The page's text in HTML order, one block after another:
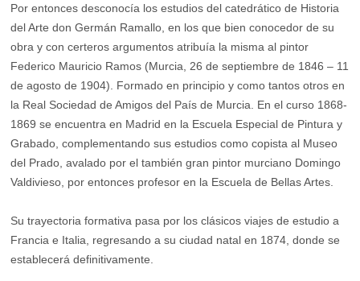
Por entonces desconocía los estudios del catedrático de Historia
del Arte don Germán Ramallo, en los que bien conocedor de su
obra y con certeros argumentos atribuía la misma al pintor
Federico Mauricio Ramos (Murcia, 26 de septiembre de 1846 – 11
de agosto de 1904). Formado en principio y como tantos otros en
la Real Sociedad de Amigos del País de Murcia. En el curso 1868-
1869 se encuentra en Madrid en la Escuela Especial de Pintura y
Grabado, complementando sus estudios como copista al Museo
del Prado, avalado por el también gran pintor murciano Domingo
Valdivieso, por entonces profesor en la Escuela de Bellas Artes.
Su trayectoria formativa pasa por los clásicos viajes de estudio a
Francia e Italia, regresando a su ciudad natal en 1874, donde se
establecerá definitivamente.